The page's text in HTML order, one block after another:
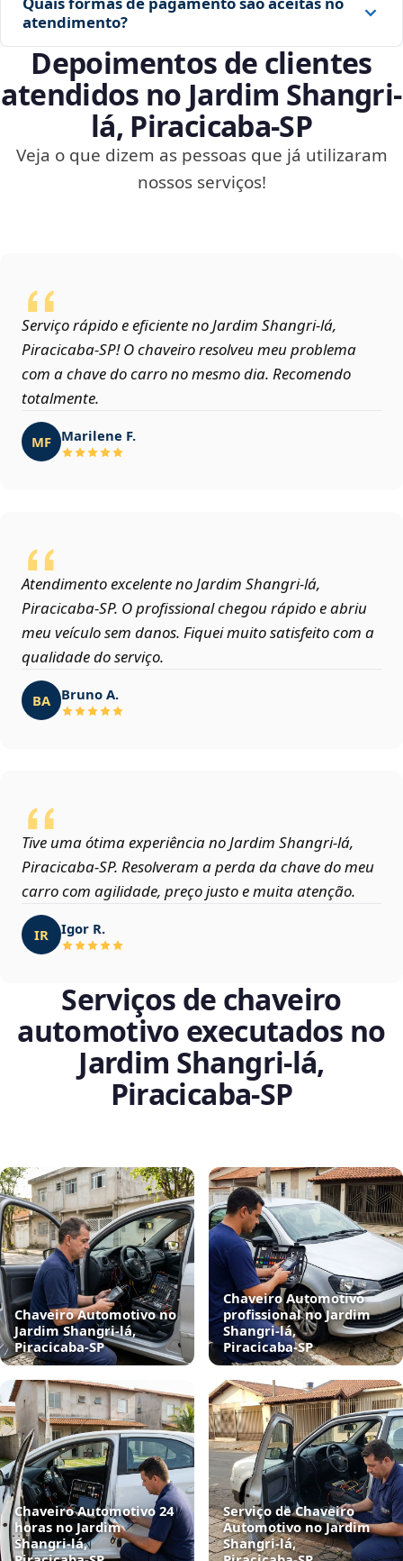
atendimento?
Depoimentos de clientes
atendidos no Jardim Shangri-
lá, Piracicaba‑SP
Veja o que dizem as pessoas que já utilizaram
nossos serviços!
Serviço rápido e eficiente no Jardim Shangri-lá,
Piracicaba‑SP! O chaveiro resolveu meu problema
com a chave do carro no mesmo dia. Recomendo
totalmente.
MF Marilene F.
Atendimento excelente no Jardim Shangri-lá,
Piracicaba‑SP. O profissional chegou rápido e abriu
meu veículo sem danos. Fiquei muito satisfeito com a
qualidade do serviço.
BA Bruno A.
Tive uma ótima experiência no Jardim Shangri-lá,
Piracicaba‑SP. Resolveram a perda da chave do meu
carro com agilidade, preço justo e muita atenção.
IR Igor R.
Serviços de chaveiro
automotivo executados no
Jardim Shangri-lá,
Piracicaba‑SP
Chaveiro Automotivo no
Jardim Shangri-lá,
Piracicaba‑SP
Chaveiro Automotivo
profissional no Jardim
Shangri-lá,
Piracicaba‑SP
Chaveiro Automotivo 24
horas no Jardim
Shangri-lá,
Serviço de Chaveiro
Automotivo no Jardim
Shangri-lá,